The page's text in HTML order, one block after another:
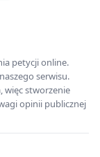
petycji online.
serwisu.
więc stworzenie
opinii publicznej